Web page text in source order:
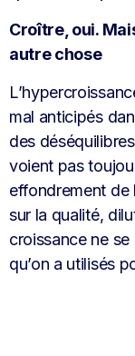
Croître, oui.
autre chose
mal anticipés
des
voient pas
effondrement de
sur la qualité,
croissance ne
qu’on a utilisés